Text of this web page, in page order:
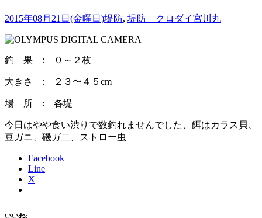
2015年08月21日(金曜日)堤防, 堤防 クロダイ宮川丸
釣 果 : ０～２枚
大きさ : ２３〜４５cm
場 所 : 各堤
今日はやや食い渋りで数釣れませんでした、餌はカラス貝、
豆ガニ、磯ガ二、ストロー虫
Facebook
Line
X
いいね: